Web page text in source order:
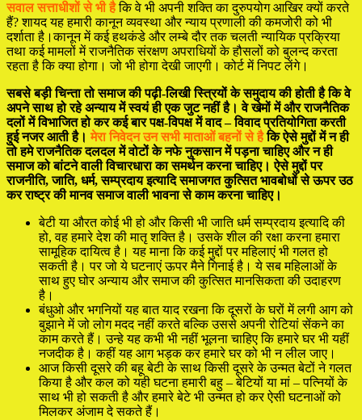
सवाल सत्ताधीशों से भी हैकि वे भी अपनी शक्ति का दुरुपयोग आखिर क्यों करते
हैं? शायद यह हमारी कानून व्यवस्था और न्याय प्रणाली की कमजोरी को भी
दर्शाता है।कानून में कई हथकंडे और लम्बे दौर तक चलती न्यायिक प्रक्रिया
तथा कई मामलों में राजनैतिक संरक्षण अपराधियों के हौसलों को बुलन्द करता
रहता है कि क्या होगा। जो भी होगा देखी जाएगी। कोर्ट में निपट लेंगे।
सबसे बड़ी चिन्ता तो समाज की पढ़ी-लिखी स्त्रियों के समुदाय की होती है कि वे
अपने साथ हो रहे अन्याय में स्वयं ही एक जुट नहीं है। वे खेमों में और राजनैतिक
दलों में विभाजित हो कर कई बार पक्ष-विपक्ष में वाद – विवाद प्रतियोगिता करती
हुई नजर आती है। मेरा निवेदन उन सभी माताओं बहनों से हैकि ऐसे मुद्दों में न ही
तो हमे राजनैतिक दलदल में वोटों के नफे नुकसान में पड़ना चाहिए और न ही
समाज को बांटने वाली विचारधारा का समर्थन करना चाहिए। ऐसे मुद्दों पर
राजनीति, जाति, धर्म, सम्प्रदाय इत्यादि समाजगत कुत्सित भावबोधों से ऊपर उठ
कर राष्ट्र की मानव समाज वाली भावना से काम करना चाहिए।
बेटी या औरत कोई भी हो और किसी भी जाति धर्म सम्प्रदाय इत्यादि की
हो, वह हमारे देश की मातृ शक्ति है। उसके शील की रक्षा करना हमारा
सामूहिक दायित्व है। यह माना कि कई मुद्दों पर महिलाएं भी गलत हो
सकती है। पर जो ये घटनाएं ऊपर मैने गिनाई है। ये सब महिलाओं के
साथ हुए घोर अन्याय और समाज की कुत्सित मानसिकता की उदाहरण
है।
बंधुओ और भगनियों यह बात याद रखना कि दूसरों के घरों में लगी आग को
बुझाने में जो लोग मदद नहीं करते बल्कि उससे अपनी रोटियां सेंकने का
काम करते हैं। उन्हे यह कभी भी नहीं भूलना चाहिए कि हमारे घर भी यहीं
नजदीक है। कहीं यह आग भड़क कर हमारे घर को भी न लील जाए।
आज किसी दूसरे की बहू बेटी के साथ किसी दूसरे के उन्मत बेटों ने गलत
किया है और कल को यही घटना हमारी बहु – बेटियों या मां – पत्नियों के
साथ भी हो सकती है और हमारे बेटे भी उन्मत हो कर ऐसी घटनाओं को
मिलकर अंजाम दे सकते हैं।